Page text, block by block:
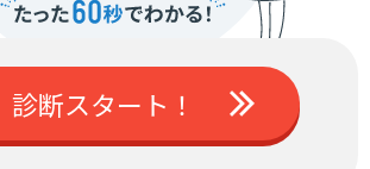
診断スタート！